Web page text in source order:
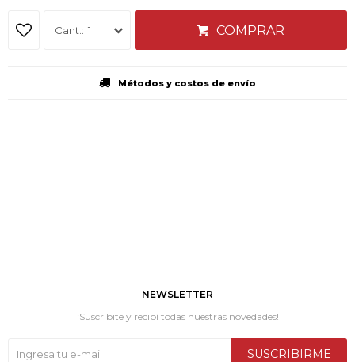
1 COMPRAR
Métodos y costos de envío
NEWSLETTER
¡Suscribite y recibí todas nuestras novedades!
SUSCRIBIRME